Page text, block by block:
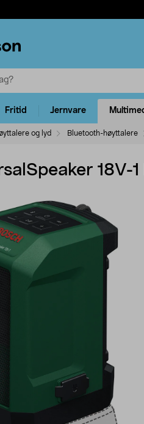
Fritid Jernvare
og lyd Bluetooth-høyttalere